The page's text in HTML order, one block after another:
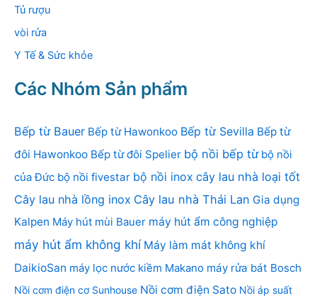
Tủ rượu
vòi rửa
Y Tế & Sức khỏe
Các Nhóm Sản phẩm
Bếp từ Bauer Bếp từ Hawonkoo Bếp từ Sevilla Bếp từ
đôi Hawonkoo Bếp từ đôi Spelier bộ nồi bếp từ bộ nồi
của Đức bộ nồi fivestar bộ nồi inox cây lau nhà loại tốt
Cây lau nhà lồng inox Cây lau nhà Thái Lan Gia dụng
Kalpen Máy hút mùi Bauer máy hút ẩm công nghiệp
máy hút ẩm không khí Máy làm mát không khí
DaikioSan máy lọc nước kiềm Makano máy rửa bát Bosch
Nồi cơm điện cơ Sunhouse Nồi cơm điện Sato Nồi áp suất